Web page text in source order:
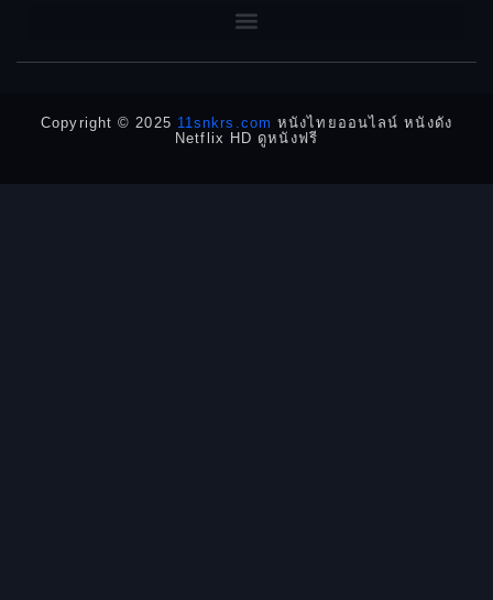
DC
Detective สืบสวน
Copyright © 2025 11snkrs.com หนังไทยออนไลน์ หนังดัง
Netflix HD ดูหนังฟรี